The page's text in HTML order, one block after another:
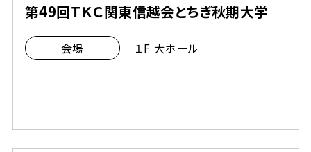
第49回ＴＫＣ関東信越会とちぎ秋期大学
会場 １F 大ホール